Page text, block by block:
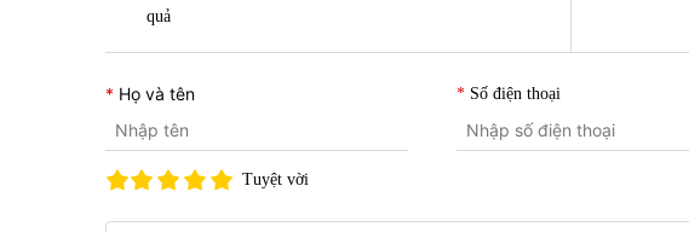
quả
Họ và tên Số điện thoại
Tuyệt vời